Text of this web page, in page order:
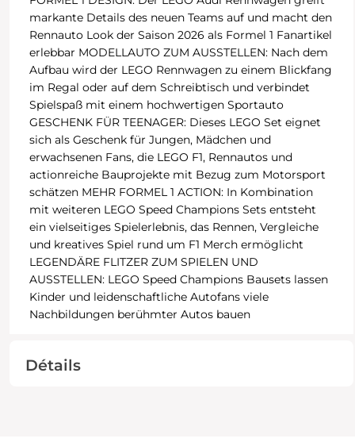
markante Details des neuen Teams auf und macht den
Rennauto Look der Saison 2026 als Formel 1 Fanartikel
erlebbar MODELLAUTO ZUM AUSSTELLEN: Nach dem
Aufbau wird der LEGO Rennwagen zu einem Blickfang
im Regal oder auf dem Schreibtisch und verbindet
Spielspaß mit einem hochwertigen Sportauto
GESCHENK FÜR TEENAGER: Dieses LEGO Set eignet
sich als Geschenk für Jungen, Mädchen und
erwachsenen Fans, die LEGO F1, Rennautos und
actionreiche Bauprojekte mit Bezug zum Motorsport
schätzen MEHR FORMEL 1 ACTION: In Kombination
mit weiteren LEGO Speed Champions Sets entsteht
ein vielseitiges Spielerlebnis, das Rennen, Vergleiche
und kreatives Spiel rund um F1 Merch ermöglicht
LEGENDÄRE FLITZER ZUM SPIELEN UND
AUSSTELLEN: LEGO Speed Champions Bausets lassen
Kinder und leidenschaftliche Autofans viele
Nachbildungen berühmter Autos bauen
Détails